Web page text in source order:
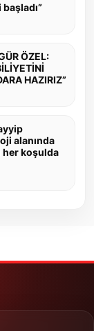
ÖZEL:
HAZIRIZ”
alanında
koşulda